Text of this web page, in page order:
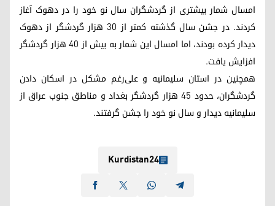
امسال شمار بیشتری از گردشگران سال نو خود را در دهوک آغاز
کردند. در جشن سال گذشته کمتر از ٣٠ هزار گردشگر از دهوک
دیدار کرده بودند، اما امسال این شمار به بیش از ٤٠ هزار گردشگر
افزایش یافت.
همچنین در استان سلیمانیه و علی‌رغم مشکل در اسکان دادن
گردشگران، حدود ٤٥ هزار گردشگر بغداد و مناطق جنوب عراق از
سلیمانیه دیدار و سال نو خود را جشن گرفتند.
Kurdistan24